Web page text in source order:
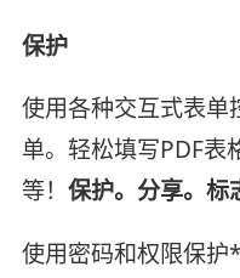
保护
使用各种交互式表单
单。轻松填写PDF表
等！ 保护。分享。标
使用密码和权限保